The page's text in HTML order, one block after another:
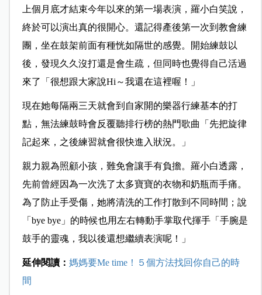
上個月底才結束今年以來的第一場表演，羅小白笑說，
終於可以演出真的很開心。還記得產後第一次到教會練
團，坐在鼓架前面有種恍如隔世的感覺。開始練鼓以
後，發現久久沒打還是會生疏，但同時也覺得自己活過
來了「很想跟大家說Hi～我還在這裡喔！」
現在她每隔兩三天就會到自家開的樂器行練基本的打
點，無法練鼓時會反覆聽排行榜的熱門歌曲「先把旋律
記起來，之後練習就會很快進入狀況。」
親力親為照顧小孩，難免會讓手有負擔。羅小白透露，
先前曾經因為一次洗了太多寶寶的衣物和奶瓶而手痛。
為了防止手受傷，她將清洗的工作打散到不同時間；說
「bye bye」的時候也用左右轉動手掌取代揮手「手腕是
鼓手的靈魂，我以後還想繼續表演呢！」
延伸閱讀： 媽媽要Me time！５個方法找回你自己的時
間